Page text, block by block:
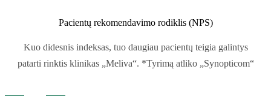
Pacientų rekomendavimo rodiklis (NPS)
Kuo didesnis indeksas, tuo daugiau pacientų teigia galintys
patarti rinktis klinikas „Meliva“. *Tyrimą atliko „Synopticom“